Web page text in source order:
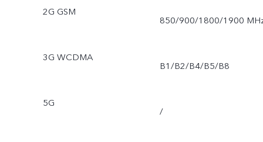
2G GSM
850/900/1800/1900
3G WCDMA
B1/B2/B4/B5/B8
5G
/